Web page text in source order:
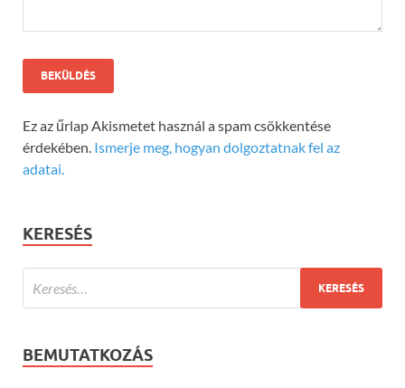
Ez az űrlap Akismetet használ a spam csökkentése
érdekében. Ismerje meg, hogyan dolgoztatnak fel az
adatai.
KERESÉS
BEMUTATKOZÁS